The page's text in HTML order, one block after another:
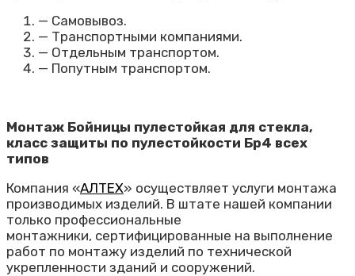
— Самовывоз.
— Транспортными компаниями.
— Отдельным транспортом.
— Попутным транспортом.
Монтаж Бойницы пулестойкая для стекла,
класс защиты по пулестойкости Бр4 всех
типов
Компания «АЛТЕХ» осуществляет услуги монтажа
производимых изделий. В штате нашей компании
только профессиональные
монтажники, сертифицированные на выполнение
работ по монтажу изделий по технической
укрепленности зданий и сооружений.